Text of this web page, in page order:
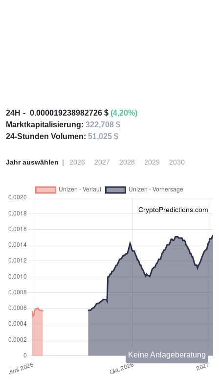
24H 0.000019238982726 $ (4,20%)
Marktkapitalisierung: 322,708 $
24-Stunden Volumen: 51,025 $
Jahr auswählen 2026 2027 2028 2029 2030
CryptoPredictions.com
Keine Anlageberatung